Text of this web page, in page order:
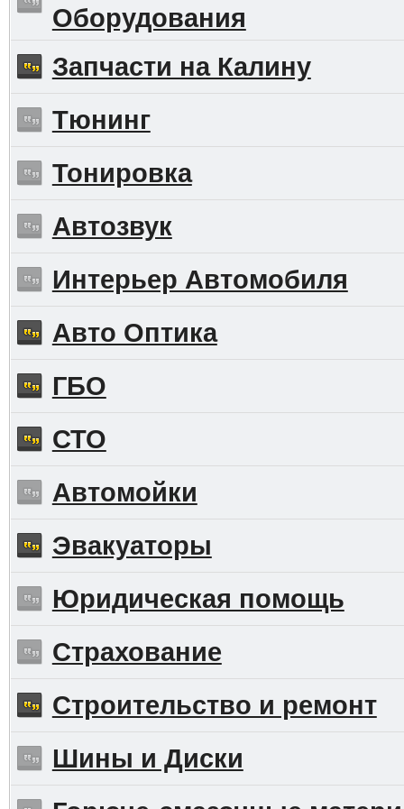
Оборудования
Запчасти на Калину
Тюнинг
Тонировка
Автозвук
Интерьер Автомобиля
Авто Оптика
ГБО
СТО
Автомойки
Эвакуаторы
Юридическая помощь
Страхование
Строительство и ремонт
Шины и Диски